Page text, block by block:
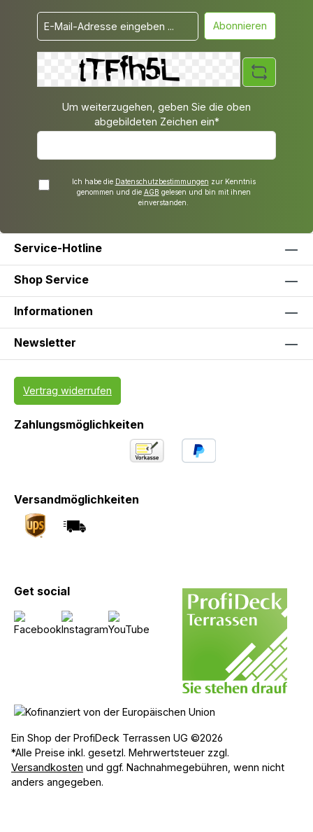
Abonnieren
Um weiterzugehen, geben Sie die oben
abgebildeten Zeichen ein*
Ich habe die Datenschutzbestimmungen zur Kenntnis
genommen und die AGB gelesen und bin mit ihnen
einverstanden.
Service-Hotline
Shop Service
Informationen
Newsletter
Vertrag widerrufen
Zahlungsmöglichkeiten
Versandmöglichkeiten
Get social
Ein Shop der ProfiDeck Terrassen UG ©2026
*Alle Preise inkl. gesetzl. Mehrwertsteuer zzgl.
Versandkosten und ggf. Nachnahmegebühren, wenn nicht
anders angegeben.